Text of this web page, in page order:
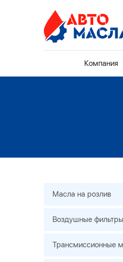
Компания
Масла на розлив
Воздушные фильтры
Трансмиссионные